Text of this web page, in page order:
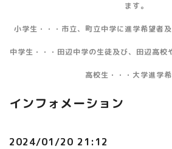
ます。
小学生・・・市立、町立中学に進学希望者
中学生・・・田辺中学の生徒及び、田辺高校
高校生・・・大学進学
インフォメーション
2024/01/20 21:12